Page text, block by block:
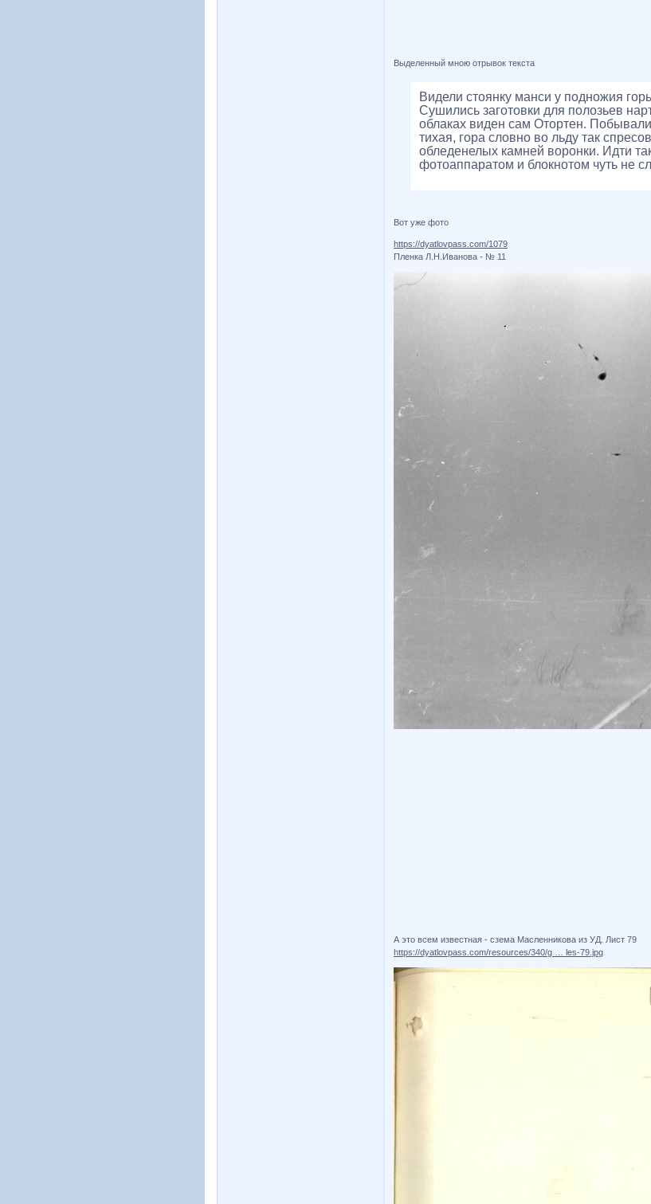
Выделенный мною отрывок текста
Видели стоянку манси у подножия
Сушились заготовки для полозьев
облаках виден сам Отортен.
тихая, гора словно во льду так
обледенелых камней воронки. Идти
фотоаппаратом и блокнотом чуть не
Вот уже фото
https://dyatlovpass.com/1079
Пленка Л.Н.Иванова - № 11
А это всем известная - сзема Масленникова из УД. Лист 79
https://dyatlovpass.com/resources/340/g … les-79.jpg